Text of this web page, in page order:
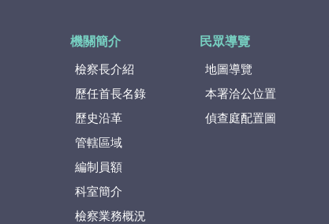
機關簡介
檢察長介紹
歷任首長名錄
歷史沿革
管轄區域
編制員額
科室簡介
檢察業務概況
民眾導覽
地圖導覽
本署洽公位置
偵查庭配置圖